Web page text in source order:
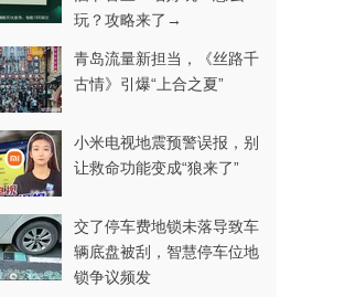
玩？攻略来了→
青岛流量新担当，《丝路千
古情》引爆“上合之夏”
小米电视地震预警误报，别
让救命功能变成“狼来了”
交了停车费地锁未落导致车
辆底盘被刮，智慧停车位地
锁争议频发